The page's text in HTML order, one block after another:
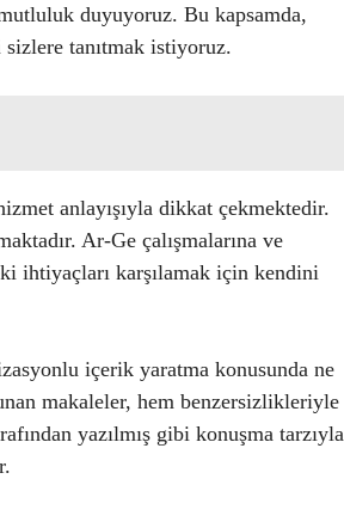
duyuyoruz. Bu kapsamda,
tanıtmak istiyoruz.
anlayışıyla dikkat çekmektedir.
Ar-Ge çalışmalarına ve
ihtiyaçları karşılamak için kendini
içerik yaratma konusunda ne
makaleler, hem benzersizlikleriyle
yazılmış gibi konuşma tarzıyla